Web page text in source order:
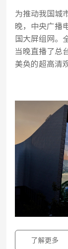
为推动我国城
晚，中央广播
国大屏组网。
当晚直播了总
美奂的超高清
开拓和应用再
了解更多